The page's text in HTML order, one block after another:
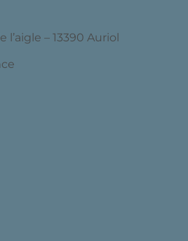
l’aigle – 13390 Auriol